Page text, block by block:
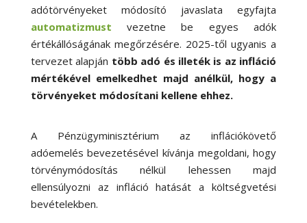
adótörvényeket módosító javaslata egyfajta
automatizmust vezetne be egyes adók
értékállóságának megőrzésére. 2025-től ugyanis a
tervezet alapján több adó és illeték is az infláció
mértékével emelkedhet majd anélkül, hogy a
törvényeket módosítani kellene ehhez.
A Pénzügyminisztérium az inflációkövető
adóemelés bevezetésével kívánja megoldani, hogy
törvénymódosítás nélkül lehessen majd
ellensúlyozni az infláció hatását a költségvetési
bevételekben.